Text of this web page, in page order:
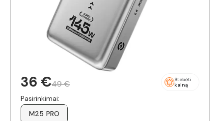
36 €49 €
Stebėti
kainą
Pasirinkimai:
M25 PRO